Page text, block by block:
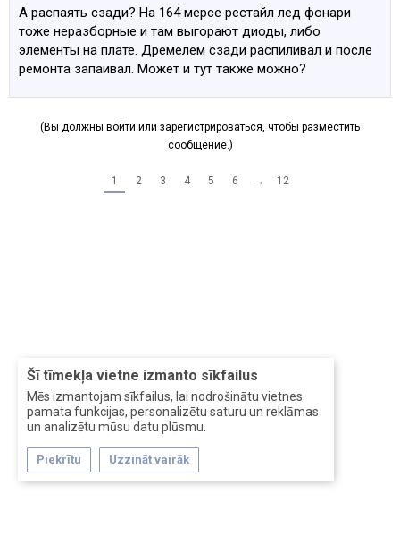
Šī tīmekļa vietne izmanto sīkfailus
Mēs izmantojam sīkfailus, lai nodrošinātu vietnes
pamata funkcijas, personalizētu saturu un reklāmas
un analizētu mūsu datu plūsmu.
Piekrītu Uzzināt vairāk
А распаять сзади? На 164 мерсе рестайл лед фонари
тоже неразборные и там выгорают диоды, либо
элементы на плате. Дремелем сзади распиливал и после
ремонта запаивал. Может и тут также можно?
(Вы должны войти или зарегистрироваться, чтобы разместить
сообщение.)
1 2 3 4 5 6 → 12